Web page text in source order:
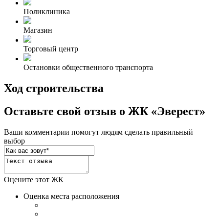
Поликлиника
Магазин
Торговый центр
Остановки общественного транспорта
Ход строительства
Оставьте свой отзыв о ЖК «Эверест»
Ваши комментарии помогут людям сделать правильный
выбор
Оцените этот ЖК
Оценка места расположения